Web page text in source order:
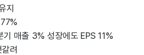
지
매출 3% 성장에도 EPS 11%
려